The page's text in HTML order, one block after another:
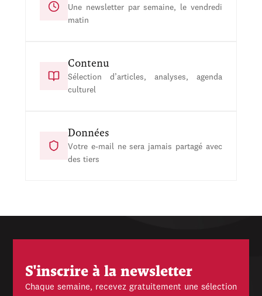
Une newsletter par semaine, le vendredi
matin
Contenu
Sélection d’articles, analyses, agenda
culturel
Données
Votre e-mail ne sera jamais partagé avec
des tiers
S'inscrire à la newsletter
Chaque semaine, recevez gratuitement une sélection